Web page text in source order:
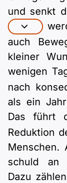
und senkt
auch
kleiner
wenigen
nach
als ein
Das führt
Reduktion
Menschen.
schuld an
Dazu